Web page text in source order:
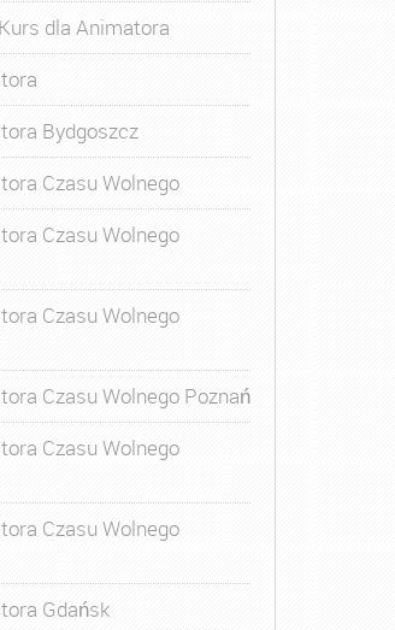
Wolnego,Kurs Animatora Czasu
dla Animatora
Bydgoszcz
Czasu Wolnego
Czasu Wolnego
Czasu Wolnego
Czasu Wolnego Poznań
Czasu Wolnego
Czasu Wolnego
Gdańsk